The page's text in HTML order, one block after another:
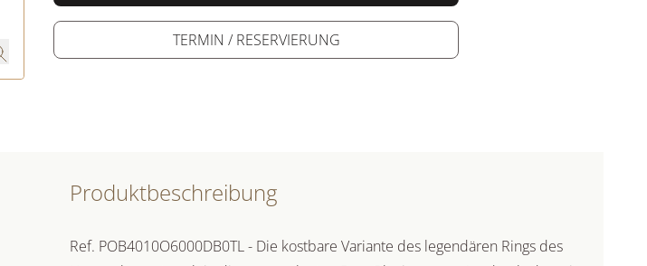
TERMIN / RESERVIERUNG
Produktbeschreibung
Ref. POB4010O6000DB0TL - Die kostbare Variante des legendären Rings des